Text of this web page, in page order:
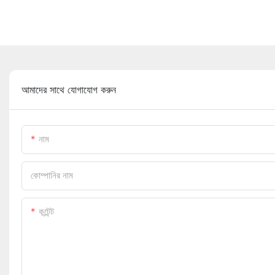
আমাদের সাথে যোগাযোগ করুন
নাম
কোম্পানির নাম
কন্টেন্ট